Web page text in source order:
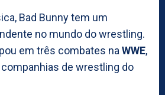
Bad Bunny tem um
no mundo do wrestling.
em três combates na WWE,
de wrestling do